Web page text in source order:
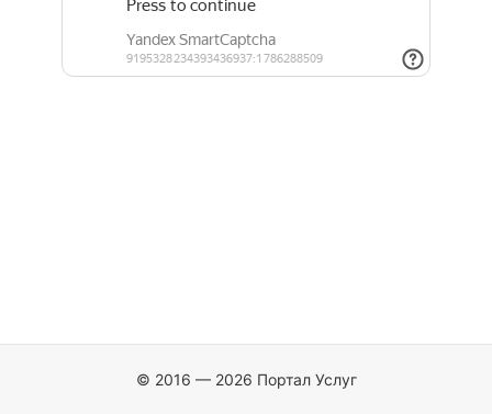
© 2016 — 2026 Портал Услуг